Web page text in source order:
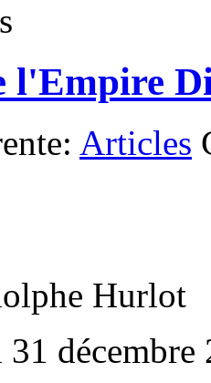
l'Empire
Articles
Hurlot
31